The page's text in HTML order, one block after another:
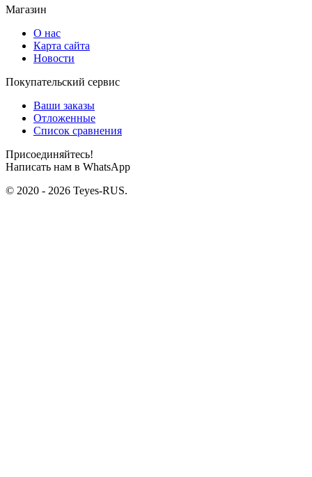
Магазин
О нас
Карта сайта
Новости
Покупательский сервис
Ваши заказы
Отложенные
Список сравнения
Присоединяйтесь!
Написать нам в WhatsApp
© 2020 - 2026 Teyes-RUS.